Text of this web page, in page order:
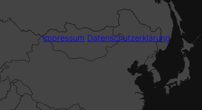
Impressum Datenschutzerklärung